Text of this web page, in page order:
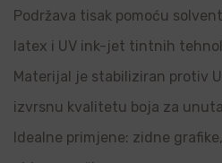
Podržava tisak pomoću
latex i UV ink-jet tintnih
Materijal je stabiliziran protiv
izvrsnu kvalitetu boja za
Idealne primjene: zidne